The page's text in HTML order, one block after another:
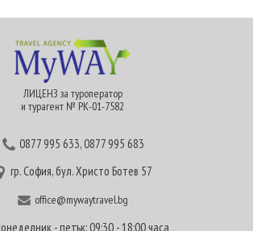
ЛИЦЕНЗ за туроператор
и турагент № РК-01-7582
0877 995 633,0877 995 683
гр. София, бул. Христо Ботев 57
office@mywaytravel.bg
- петък: 09:30 - 18:00 часа